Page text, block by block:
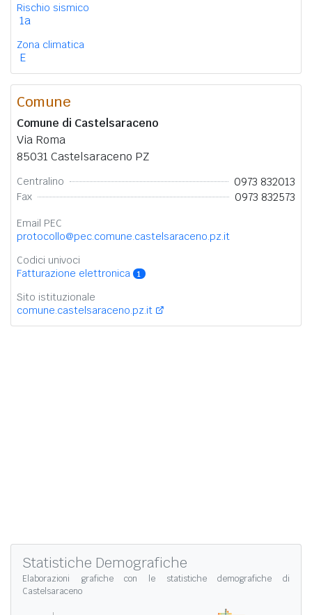
Rischio sismico
1a
Zona climatica
E
Comune
Comune di Castelsaraceno
Via Roma
85031 Castelsaraceno PZ
Centralino 0973 832013
Fax 0973 832573
Email PEC
protocollo@pec.comune.castelsaraceno.pz.it
Codici univoci
Fatturazione elettronica
1
Sito istituzionale
comune.castelsaraceno.pz.it
Statistiche Demografiche
Elaborazioni grafiche con le statistiche demografiche di
Castelsaraceno